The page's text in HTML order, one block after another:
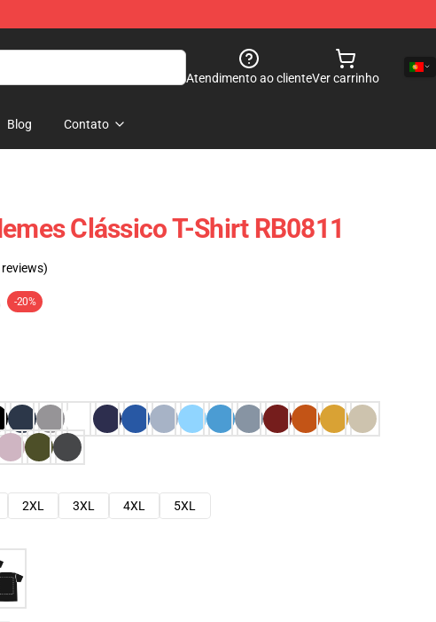
Atendimento ao clienteVer carrinho
Blog Contato
Clássico T-Shirt RB0811
-20%
2XL 3XL 4XL
5XL